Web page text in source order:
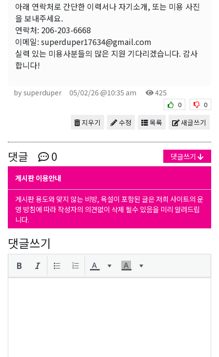
아래 연락처로 간단한 이력서나 자기소개, 또는 미용 사진
을 보내주세요.
연락처: 206-203-6668
이메일: superduper17634@gmail.com
실력 있는 미용사분들의 많은 지원 기다리겠습니다. 감사
합니다!
by superduper 05/02/26 @10:35 am 425
0 0
새글쓰기
목록
수정
지우기
댓글 0 댓글쓰기
게시판 이용안내
게시판 용도와 맞지 않는 비방, 욕설이 포함된 글은 저희 사이트의 운
영 방침에 따라 작성자의 의견없이 삭제 될수 있음을 미리 알려드립
니다.
댓글쓰기